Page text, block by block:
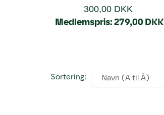
300,00 DKK
Medlemspris:279,00 DKK
Sortering: